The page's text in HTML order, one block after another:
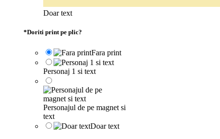
Doar text
*Doriti print pe plic?
Fara print
Personaj 1 si text
Personajul de pe magnet si
text
Doar text